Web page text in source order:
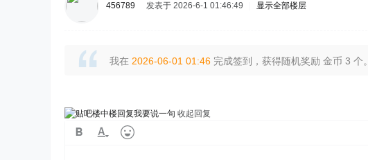
456789 发表于 2026-6-1 01:46:49 显示全部楼层
我在 2026-06-01 01:46 完成签到，获得随机奖励 金币 3 个。
我要说一句 收起回复